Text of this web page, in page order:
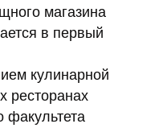
магазина
в первый
кулинарной
ресторанах
факультета